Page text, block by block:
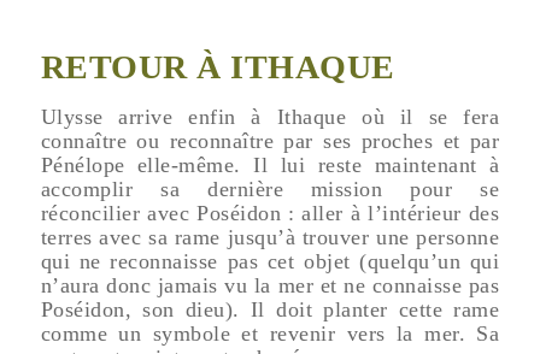
RETOUR À ITHAQUE
Ulysse arrive enfin à Ithaque où il se fera
connaître ou reconnaître par ses proches et par
Pénélope elle-même. Il lui reste maintenant à
accomplir sa dernière mission pour se
réconcilier avec Poséidon : aller à l’intérieur des
terres avec sa rame jusqu’à trouver une personne
qui ne reconnaisse pas cet objet (quelqu’un qui
n’aura donc jamais vu la mer et ne connaisse pas
Poséidon, son dieu). Il doit planter cette rame
comme un symbole et revenir vers la mer. Sa